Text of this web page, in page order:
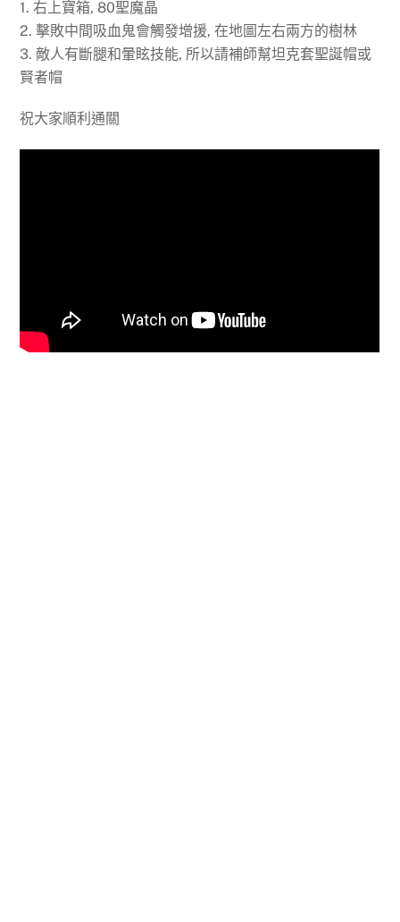
1. 右上寶箱, 80聖魔晶
2. 擊敗中間吸血鬼會觸發增援, 在地圖左右兩方的樹林
3. 敵人有斷腿和暈眩技能, 所以請補師幫坦克套聖誕帽或
賢者帽
祝大家順利通關